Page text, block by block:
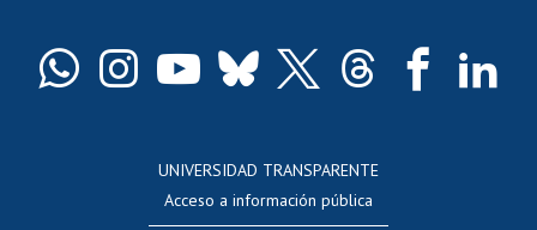
Docentes
Perfeccionamiento
Editar Portafolio Académico
UNIVERSIDAD TRANSPARENTE
Acceso a información pública